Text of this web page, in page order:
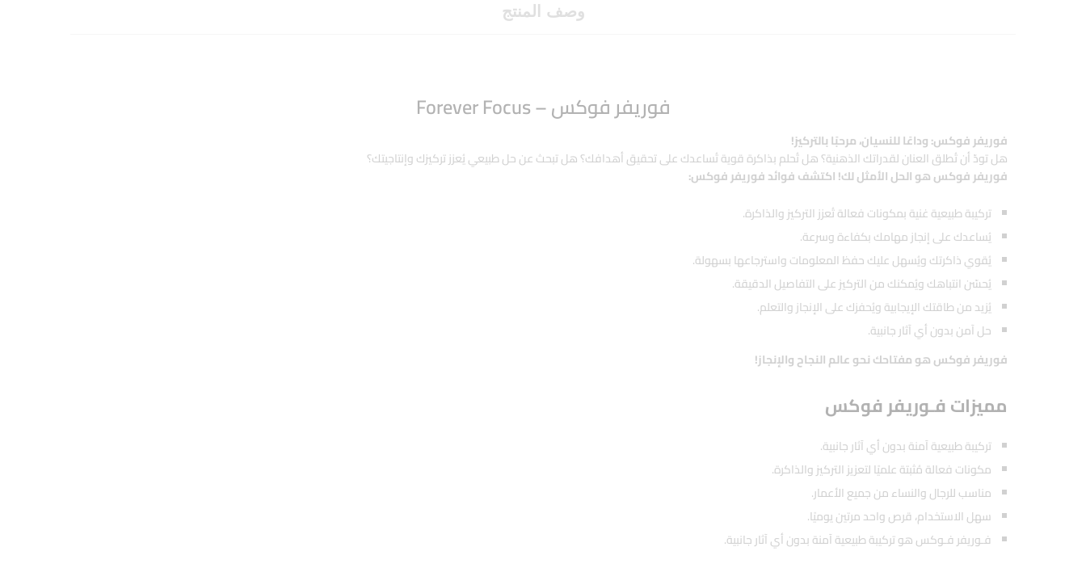
وصف المنتج
فوريفر فوكس – Forever Focus
فوريفر فوكس: وداعًا للنسيان، مرحبًا بالتركيز!
هل تودّ أن تُطلق العنان لقدراتك الذهنية؟ هل تُحلم بذاكرة قوية تُساعدك على تحقيق أهدافك؟ هل تبحث عن حل طبيعي يُعزز تركيزك وإنتاجيتك؟
فوريفر فوكس هو الحل الأمثل لك! اكتشف فوائد فوريفر فوكس:
تركيبة طبيعية غنية بمكونات فعالة تُعزز التركيز والذاكرة.
يُساعدك على إنجاز مهامك بكفاءة وسرعة.
يُقوي ذاكرتك ويُسهل عليك حفظ المعلومات واسترجاعها بسهولة.
يُحسّن انتباهك ويُمكنك من التركيز على التفاصيل الدقيقة.
يُزيد من طاقتك الإيجابية ويُحفزك على الإنجاز والتعلم.
حل آمن بدون أي آثار جانبية.
فوريفر فوكس هو مفتاحك نحو عالم النجاح والإنجاز!
مميزات فـوريفر فوكس
تركيبة طبيعية آمنة بدون أي آثار جانبية.
مكونات فعالة مُثبتة علميًا لتعزيز التركيز والذاكرة.
مناسب للرجال والنساء من جميع الأعمار.
سهل الاستخدام، قرص واحد مرتين يوميًا.
فـوريفر فـوكس هو تركيبة طبيعية آمنة بدون أي آثار جانبية.